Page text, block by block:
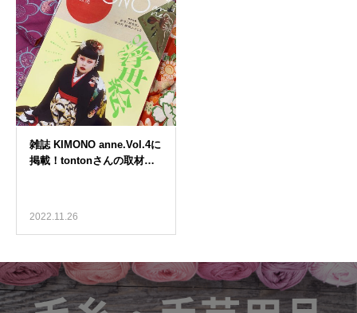
2022.11.26